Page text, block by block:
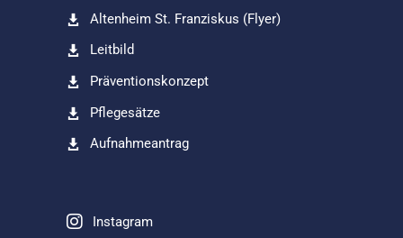
Altenheim St. Franziskus (Flyer)
Leitbild
Präventionskonzept
Pflegesätze
Aufnahmeantrag
Instagram